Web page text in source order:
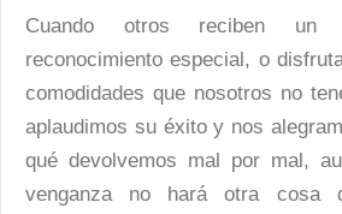
Cuando otros reciben
reconocimiento especial, o
comodidades que nosotros no
aplaudimos su éxito y nos
qué devolvemos mal por mal,
venganza no hará otra cosa